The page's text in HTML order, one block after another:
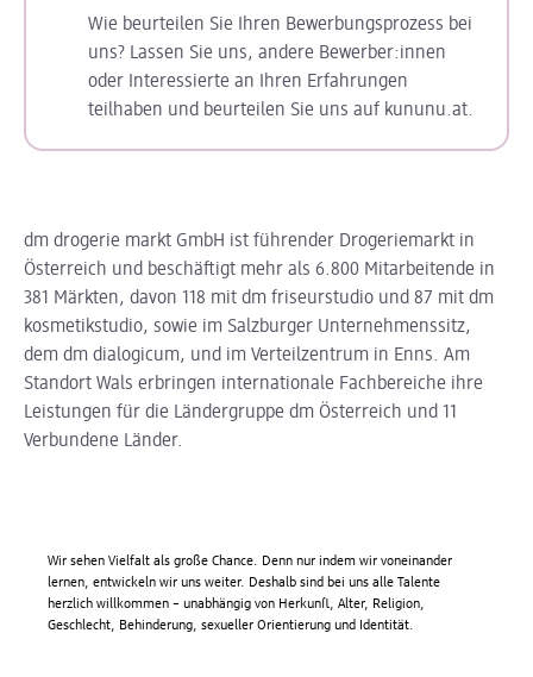
Wie beurteilen Sie Ihren Bewerbungsprozess bei
uns? Lassen Sie uns, andere Bewerber:innen
oder Interessierte an Ihren Erfahrungen
teilhaben und beurteilen Sie uns auf kununu.at.
dm drogerie markt GmbH ist führender Drogeriemarkt in
Österreich und beschäftigt mehr als 6.800 Mitarbeitende in
381 Märkten, davon 118 mit dm friseurstudio und 87 mit dm
kosmetikstudio, sowie im Salzburger Unternehmenssitz,
dem dm dialogicum, und im Verteilzentrum in Enns. Am
Standort Wals erbringen internationale Fachbereiche ihre
Leistungen für die Ländergruppe dm Österreich und 11
Verbundene Länder.
Wir sehen Vielfalt als große Chance. Denn nur indem wir voneinander
lernen, entwickeln wir uns weiter. Deshalb sind bei uns alle Talente
herzlich willkommen – unabhängig von Herkunft, Alter, Religion,
Geschlecht, Behinderung, sexueller Orientierung und Identität.